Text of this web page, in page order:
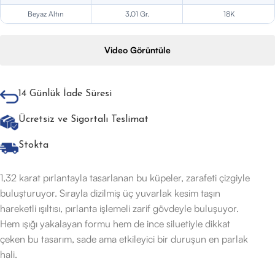
Beyaz Altın 3,01 Gr. 18K
Video Görüntüle
14 Günlük İade Süresi
Ücretsiz ve Sigortalı Teslimat
Stokta
1,32 karat pırlantayla tasarlanan bu küpeler, zarafeti çizgiyle
buluşturuyor. Sırayla dizilmiş üç yuvarlak kesim taşın
hareketli ışıltısı, pırlanta işlemeli zarif gövdeyle buluşuyor.
Hem ışığı yakalayan formu hem de ince siluetiyle dikkat
çeken bu tasarım, sade ama etkileyici bir duruşun en parlak
hali.